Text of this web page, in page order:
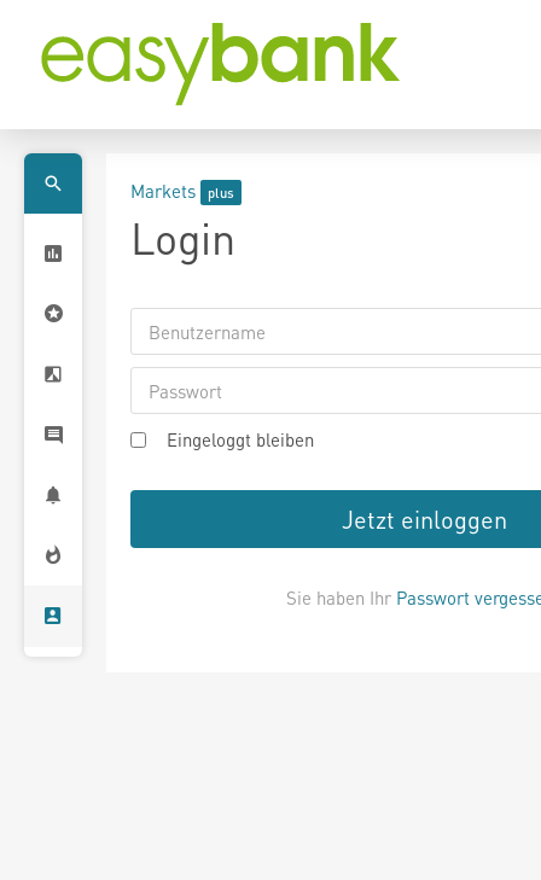
Markets
Login
Eingeloggt bleiben
Jetzt einloggen
Sie haben Ihr Passwort